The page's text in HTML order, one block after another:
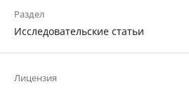
Раздел
Исследовательские статьи
Лицензия